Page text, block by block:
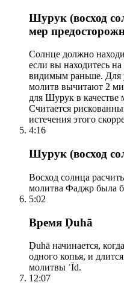
Шурук (восход
мер
Солнце должно
если вы находитесь
видимым раньше. Для
молитв вычитают 2
для Шурук в качестве
Считается
истечения этого
4:16
Шурук (восход
Восход солнца
молитва Фаджр была
5:02
Время Ḍuhā
Ḍuhā начинается,
одного копья, и
молитвы ʿĪd.
12:07